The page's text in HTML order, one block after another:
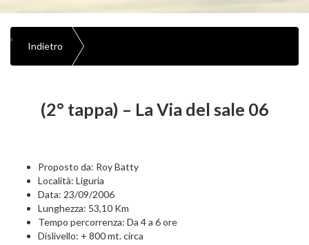
Indietro
(2° tappa) – La Via del sale 06
Proposto da: Roy Batty
Località: Liguria
Data: 23/09/2006
Lunghezza: 53,10 Km
Tempo percorrenza: Da 4 a 6 ore
Dislivello: + 800 mt. circa